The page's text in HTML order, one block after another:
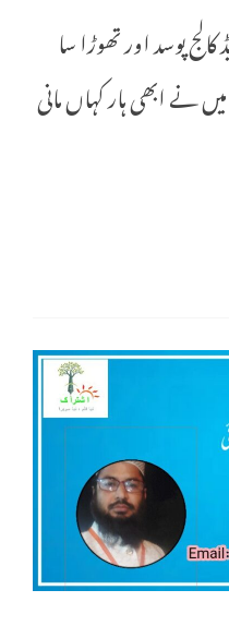
پوسد اور تھوڑا سا
نے ابھی ہار کہاں مانی